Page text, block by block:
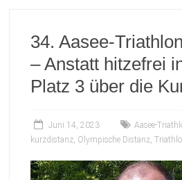
34. Aasee-
– Anstatt hitzefrei
Platz 3 über die
Juni 14, 2023 Aasee-
kurzdistanz, Olympische Distanz,